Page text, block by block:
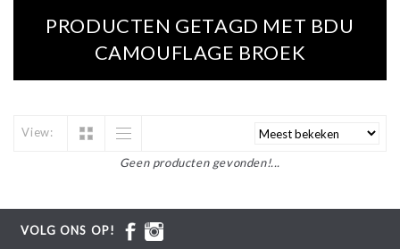
PRODUCTEN GETAGD MET BDU
CAMOUFLAGE BROEK
View:
Geen producten gevonden!...
VOLG ONS OP!